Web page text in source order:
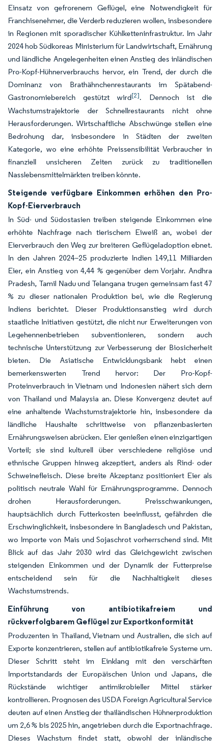
Einsatz von gefrorenem Geflügel, eine Notwendigkeit für
Franchisenehmer, die Verderb reduzieren wollen, insbesondere
in Regionen mit sporadischer Kühlketteninfrastruktur. Im Jahr
2024 hob Südkoreas Ministerium für Landwirtschaft, Ernährung
und ländliche Angelegenheiten einen Anstieg des inländischen
Pro-Kopf-Hühnerverbrauchs hervor, ein Trend, der durch die
Dominanz von Brathähnchenrestaurants im Spätabend-
Gastronomiebereich gestützt wird[2]. Dennoch ist die
Wachstumstrajektorie der Schnellrestaurants nicht ohne
Herausforderungen. Wirtschaftliche Abschwünge stellen eine
Bedrohung dar, insbesondere in Städten der zweiten
Kategorie, wo eine erhöhte Preissensibilität Verbraucher in
finanziell unsicheren Zeiten zurück zu traditionellen
Nasslebensmittelmärkten treiben könnte.
Steigende verfügbare Einkommen erhöhen den Pro-
Kopf-Eierverbrauch
In Süd- und Südostasien treiben steigende Einkommen eine
erhöhte Nachfrage nach tierischem Eiweiß an, wobei der
Eierverbrauch den Weg zur breiteren Geflügeladoption ebnet.
In den Jahren 2024–25 produzierte Indien 149,11 Milliarden
Eier, ein Anstieg von 4,44 % gegenüber dem Vorjahr. Andhra
Pradesh, Tamil Nadu und Telangana trugen gemeinsam fast 47
% zu dieser nationalen Produktion bei, wie die Regierung
Indiens berichtet. Dieser Produktionsanstieg wird durch
staatliche Initiativen gestützt, die nicht nur Erweiterungen von
Legehennenbetrieben subventionieren, sondern auch
technische Unterstützung zur Verbesserung der Biosicherheit
bieten. Die Asiatische Entwicklungsbank hebt einen
bemerkenswerten Trend hervor: Der Pro-Kopf-
Proteinverbrauch in Vietnam und Indonesien nähert sich dem
von Thailand und Malaysia an. Diese Konvergenz deutet auf
eine anhaltende Wachstumstrajektorie hin, insbesondere da
ländliche Haushalte schrittweise von pflanzenbasierten
Ernährungsweisen abrücken. Eier genießen einen einzigartigen
Vorteil; sie sind kulturell über verschiedene religiöse und
ethnische Gruppen hinweg akzeptiert, anders als Rind- oder
Schweinefleisch. Diese breite Akzeptanz positioniert Eier als
politisch neutrale Wahl für Ernährungsprogramme. Dennoch
drohen Herausforderungen. Preisschwankungen,
hauptsächlich durch Futterkosten beeinflusst, gefährden die
Erschwinglichkeit, insbesondere in Bangladesch und Pakistan,
wo Importe von Mais und Sojaschrot vorherrschend sind. Mit
Blick auf das Jahr 2030 wird das Gleichgewicht zwischen
steigenden Einkommen und der Dynamik der Futterpreise
entscheidend sein für die Nachhaltigkeit dieses
Wachstumstrends.
Einführung von antibiotikafreiem und
rückverfolgbarem Geflügel zur Exportkonformität
Produzenten in Thailand, Vietnam und Australien, die sich auf
Exporte konzentrieren, stellen auf antibiotikafreie Systeme um.
Dieser Schritt steht im Einklang mit den verschärften
Importstandards der Europäischen Union und Japans, die
Rückstände wichtiger antimikrobieller Mittel stärker
kontrollieren. Prognosen des USDA Foreign Agricultural Service
deuten auf einen Anstieg der thailändischen Hühnerproduktion
um 2,6 % bis 2025 hin, angetrieben durch die Exportnachfrage.
Dieses Wachstum findet statt, obwohl der inländische